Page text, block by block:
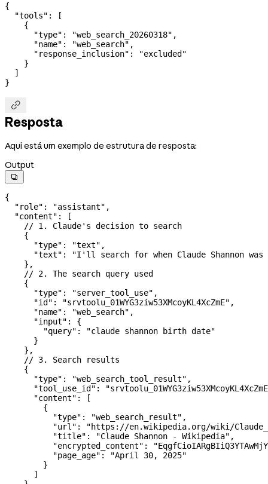
{
  "tools"
: [
    {
      "type"
: "web_search_20260318" ,
      "name"
: "web_search" ,
      "response_inclusion"
:
"excluded"
    }
  ]
}

Resposta
Aqui está um exemplo de estrutura de resposta:
Output

{
  "role"
: "assistant" ,
  "content"
: [
    // 1. Claude's decision to search
    {
      "type"
: "text" ,
      "text"
:
"I'll search for when Claude Shannon
    },
    // 2. The search query used
    {
      "type"
: "server_tool_use" ,
      "id"
: "srvtoolu_01WYG3ziw53XMcoyKL4XcZmE" ,
      "name"
: "web_search" ,
      "input"
: {
        "query"
:
"claude shannon birth date"
      }
    },
    // 3. Search results
    {
      "type"
: "web_search_tool_result" ,
      "tool_use_id"
:
      "content"
: [
        {
          "type"
: "web_search_result" ,
          "url"
:
"https://en.wikipedia.org/wiki/
          "title"
: "Claude Shannon - Wikipedia" ,
          "encrypted_content"
:
          "page_age"
:
"April 30, 2025"
        }
      ]